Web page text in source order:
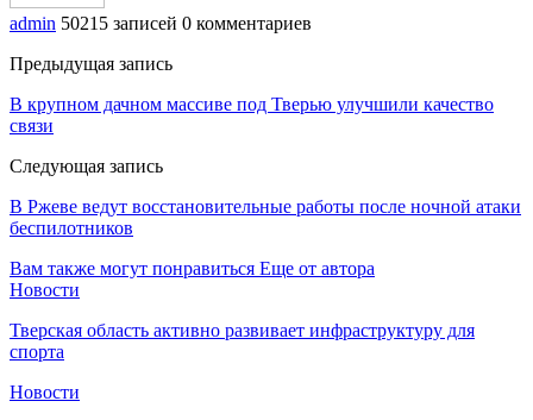
admin 50215 записей 0 комментариев
Предыдущая запись
В крупном дачном массиве под Тверью улучшили качество
связи
Следующая запись
В Ржеве ведут восстановительные работы после ночной атаки
беспилотников
Вам также могут понравиться Еще от автора
Новости
Тверская область активно развивает инфраструктуру для
спорта
Новости